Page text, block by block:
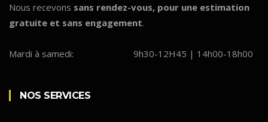
Nous recevons sans rendez-vous, pour une estimation
gratuite et sans engagement.
Mardi à samedi: 9h30-12H45 | 14h00-18h00
NOS SERVICES